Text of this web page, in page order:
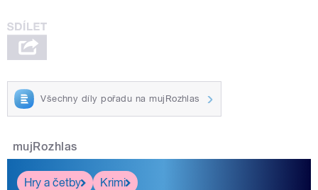
Všechny díly pořadu na mujRozhlas
mujRozhlas
Hry a četby
Krimi